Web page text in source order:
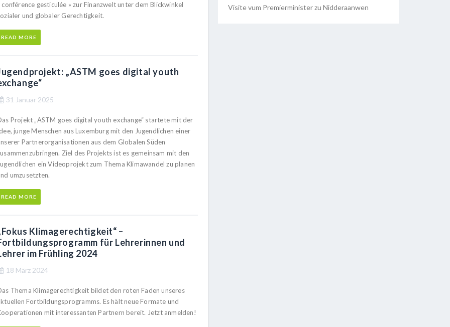
conférence gesticulée » zur Finanzwelt unter dem Blickwinkel
und globaler Gerechtigkeit.
READ MORE
„ASTM goes digital youth
31 Januar 2025
Projekt „ASTM goes digital youth exchange“ startete mit der
junge Menschen aus Luxemburg mit den Jugendlichen einer
Partnerorganisationen aus dem Globalen Süden
Ziel des Projekts ist es gemeinsam mit den
ein Videoprojekt zum Thema Klimawandel zu planen
umzusetzten.
READ MORE
Klimagerechtigkeit“ –
für Lehrerinnen und
im Frühling 2024
18 März 2024
Thema Klimagerechtigkeit bildet den roten Faden unseres
Fortbildungsprogramms. Es hält neue Formate und
mit interessanten Partnern bereit. Jetzt anmelden!
Visite vum Premierminister zu Nidderaanwen